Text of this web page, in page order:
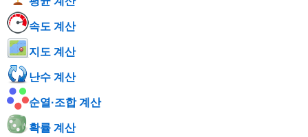
속도 계산
지도 계산
난수 계산
순열·조합 계산
확률 계산